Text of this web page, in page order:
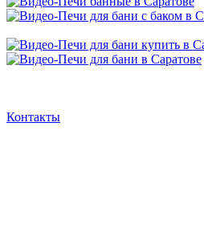
Контакты